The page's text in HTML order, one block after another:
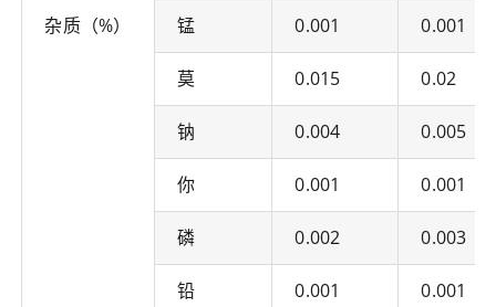
杂质（%） 锰 0.001 0.001
莫 0.015 0.02
钠 0.004 0.005
你 0.001 0.001
磷 0.002 0.003
铅 0.001 0.001